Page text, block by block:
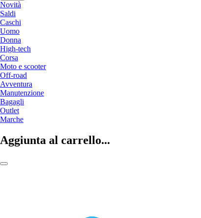
Novità
Saldi
Caschi
Uomo
Donna
High-tech
Corsa
Moto e scooter
Off-road
Avventura
Manutenzione
Bagagli
Outlet
Marche
Aggiunta al carrello...